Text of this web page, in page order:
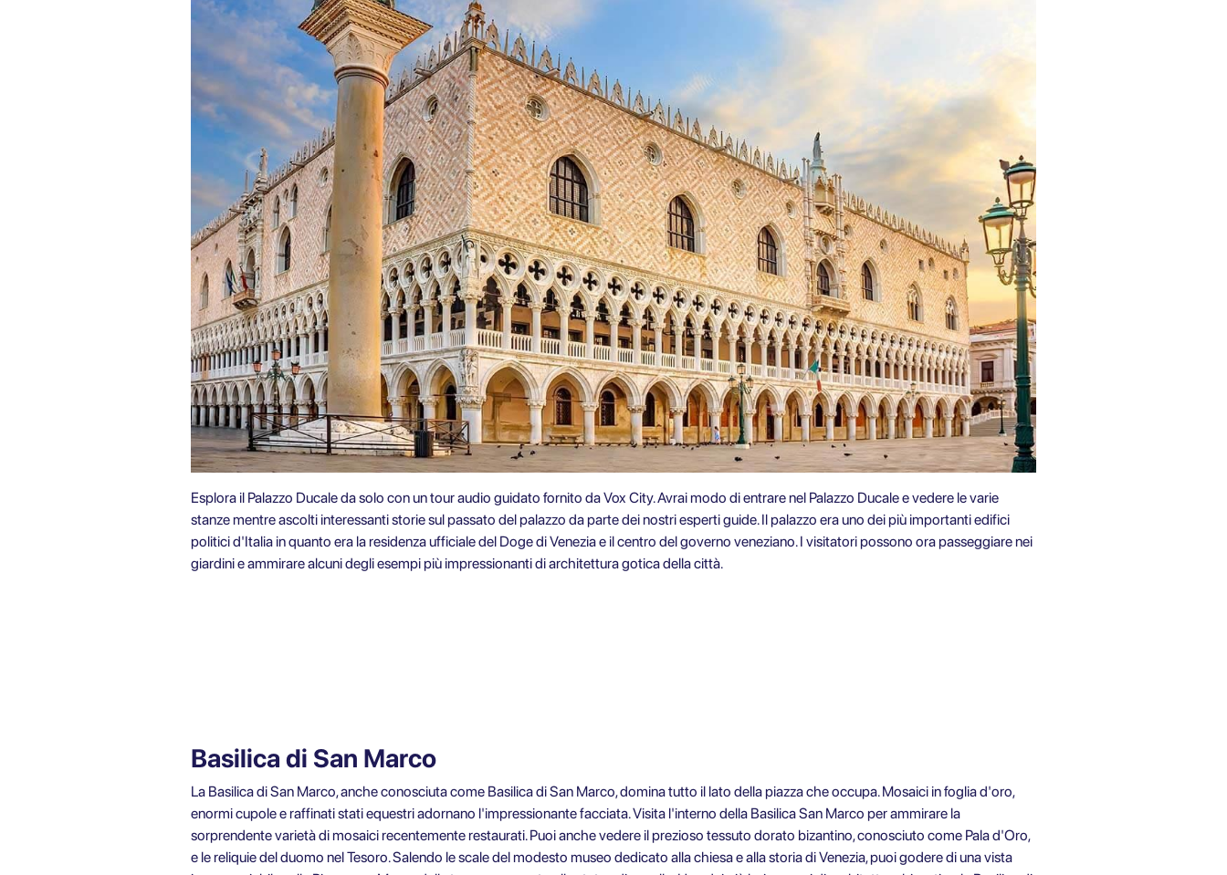
Esplora il Palazzo Ducale da solo con un tour audio guidato fornito da Vox City. Avrai modo di entrare nel Palazzo Ducale e vedere le varie
stanze mentre ascolti interessanti storie sul passato del palazzo da parte dei nostri esperti guide. Il palazzo era uno dei più importanti edifici
politici d'Italia in quanto era la residenza ufficiale del Doge di Venezia e il centro del governo veneziano. I visitatori possono ora passeggiare nei
giardini e ammirare alcuni degli esempi più impressionanti di architettura gotica della città.
Basilica di San Marco
La Basilica di San Marco, anche conosciuta come Basilica di San Marco, domina tutto il lato della piazza che occupa. Mosaici in foglia d'oro,
enormi cupole e raffinati stati equestri adornano l'impressionante facciata. Visita l'interno della Basilica San Marco per ammirare la
sorprendente varietà di mosaici recentemente restaurati. Puoi anche vedere il prezioso tessuto dorato bizantino, conosciuto come Pala d'Oro,
e le reliquie del duomo nel Tesoro. Salendo le scale del modesto museo dedicato alla chiesa e alla storia di Venezia, puoi godere di una vista